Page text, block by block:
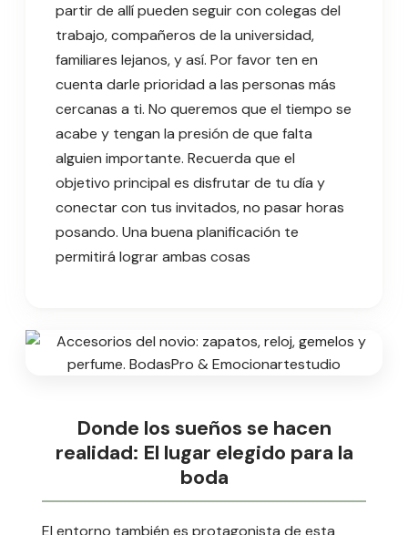
partir de allí pueden seguir con colegas del
trabajo, compañeros de la universidad,
familiares lejanos, y así. Por favor ten en
cuenta darle prioridad a las personas más
cercanas a ti. No queremos que el tiempo se
acabe y tengan la presión de que falta
alguien importante. Recuerda que el
objetivo principal es disfrutar de tu día y
conectar con tus invitados, no pasar horas
posando. Una buena planificación te
permitirá lograr ambas cosas
Donde los sueños se hacen
realidad: El lugar elegido para la
boda
El entorno también es protagonista de esta